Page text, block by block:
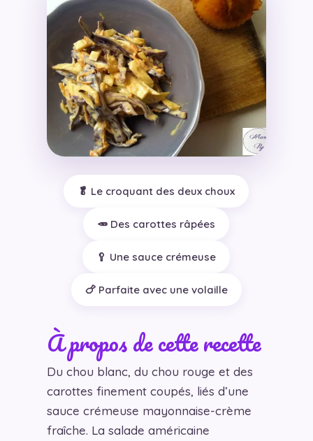
🥬 Le croquant des deux choux
🥕 Des carottes râpées
🥄 Une sauce crémeuse
🍗 Parfaite avec une volaille
À propos de cette recette
Du chou blanc, du chou rouge et des
carottes finement coupés, liés d’une
sauce crémeuse mayonnaise-crème
fraîche. La salade américaine